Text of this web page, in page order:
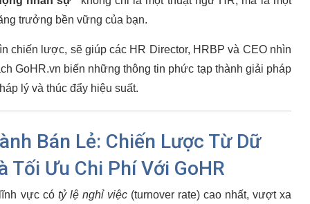
trưởng bền vững của bạn.
chiến lược, sẽ giúp các HR Director, HRBP và CEO nhìn
GoHR.vn biến những thông tin phức tạp thành giải pháp
lý và thúc đẩy hiệu suất.
Bán Lẻ: Chiến Lược Từ Dữ
Tối Ưu Chi Phí Với GoHR
vực có tỷ lệ nghỉ việc(turnover rate) cao nhất, vượt xa